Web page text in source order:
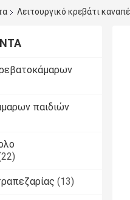
Λειτουργικό κρεβάτι
παιδιών
(13)